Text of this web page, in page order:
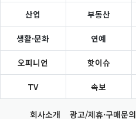
산업 부동산
생활·문화 연예
오피니언 핫이슈
TV 속보
회사소개 광고/제휴·구매문의